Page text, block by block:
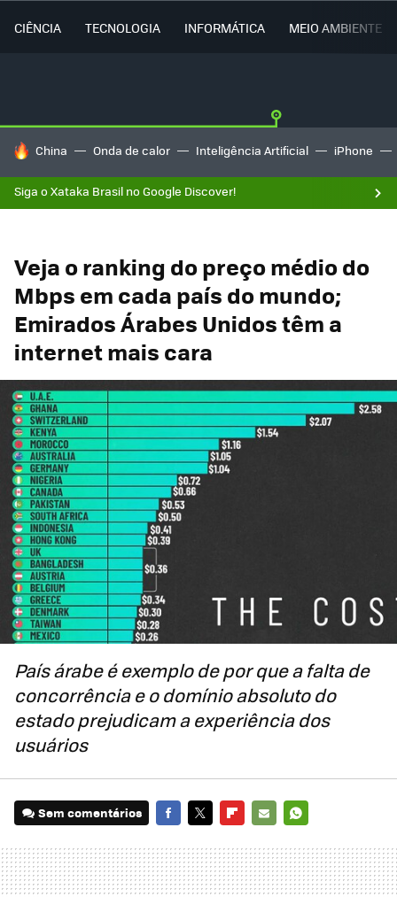
CIÊNCIA TECNOLOGIA INFORMÁTICA MEIO AMBIENTE
TENDÊNCIAS DO DIA
China Onda de calor Inteligência Artificial iPhone
Siga o Xataka Brasil no Google Discover!
Veja o ranking do preço médio do
Mbps em cada país do mundo;
Emirados Árabes Unidos têm a
internet mais cara
País árabe é exemplo de por que a falta de
concorrência e o domínio absoluto do
estado prejudicam a experiência dos
usuários
Sem comentários
MAIL